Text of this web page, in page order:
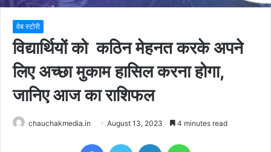
वेब स्टोरी
विद्यार्थियों को कठिन मेहनत करके अपने
लिए अच्छा मुकाम हासिल करना होगा,
जानिए आज का राशिफल
chauchakmedia.in August 13, 2023 4 minutes read
FacebookTwitter LinkedIn